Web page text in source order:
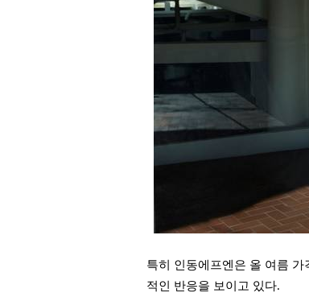
특히 인동에프엔은 올 여름
적인 반응을 보이고 있다.